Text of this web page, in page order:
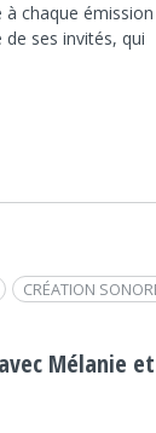
chaque
ses invités, qui
CRÉATION
INDONÉSIEMélanie et